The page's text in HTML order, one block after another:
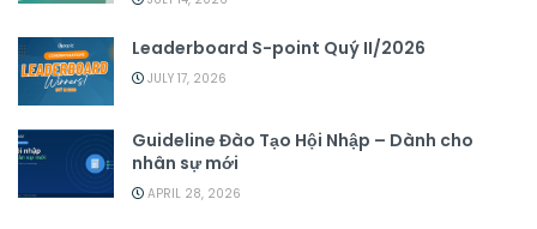
Leaderboard S-point Quý II/2026
JULY 17, 2026
Guideline Đào Tạo Hội Nhập – Dành cho
nhân sự mới
APRIL 28, 2026